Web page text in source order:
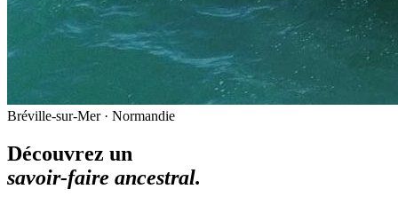
Bréville-sur-Mer · Normandie
Découvrez un
savoir-faire ancestral.